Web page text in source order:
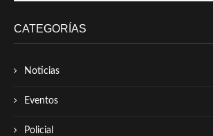
CATEGORÍAS
Noticias
Eventos
Policial